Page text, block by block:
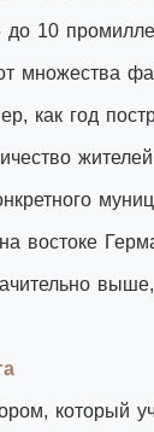
до 10
множества
как год
востоке
который